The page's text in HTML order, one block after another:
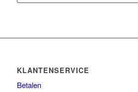
KLANTENSERVICE
Betalen